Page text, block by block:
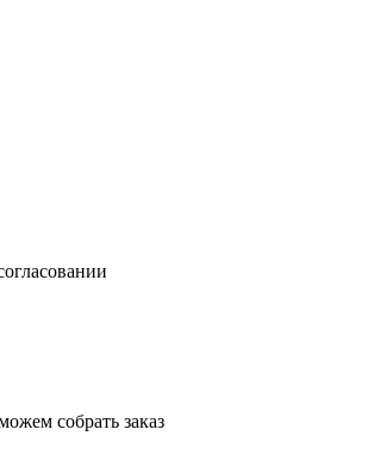
собрать заказ